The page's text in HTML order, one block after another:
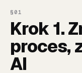
Krok 1.
proces,
AI